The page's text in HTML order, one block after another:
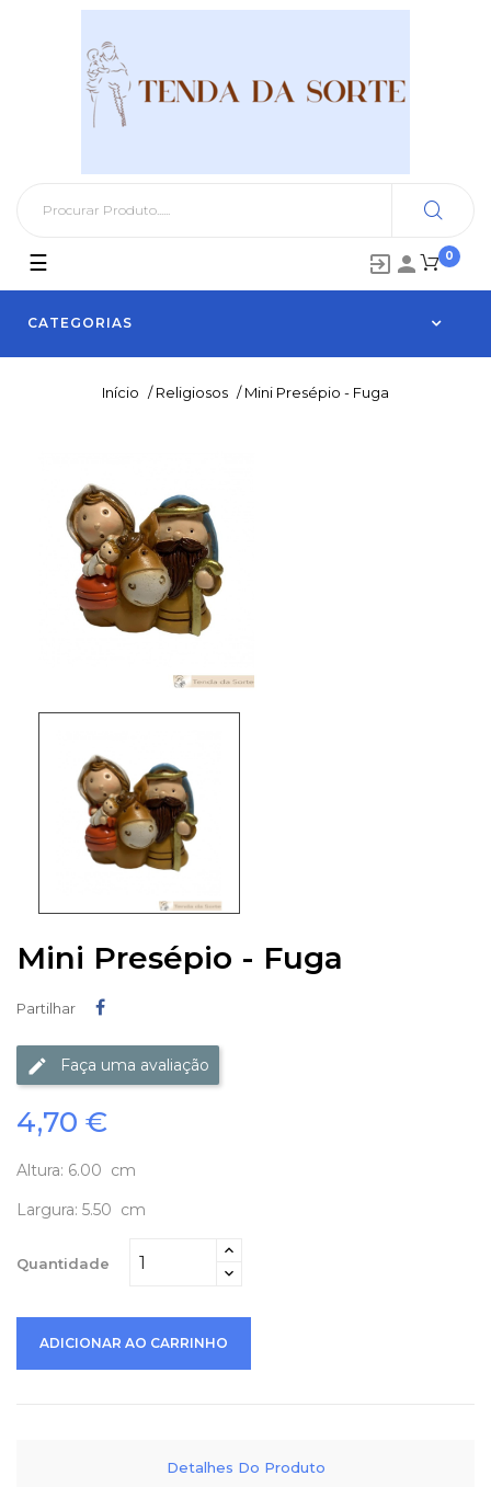
0
 
CATEGORIAS
Toggle
navigation
☰
Início / Religiosos / Mini Presépio - Fuga
Mini Presépio - Fuga
Partilhar
Faça uma avaliação
4,70 €
Altura: 6.00 cm
Largura: 5.50 cm
Quantidade
ADICIONAR AO CARRINHO
Detalhes Do Produto